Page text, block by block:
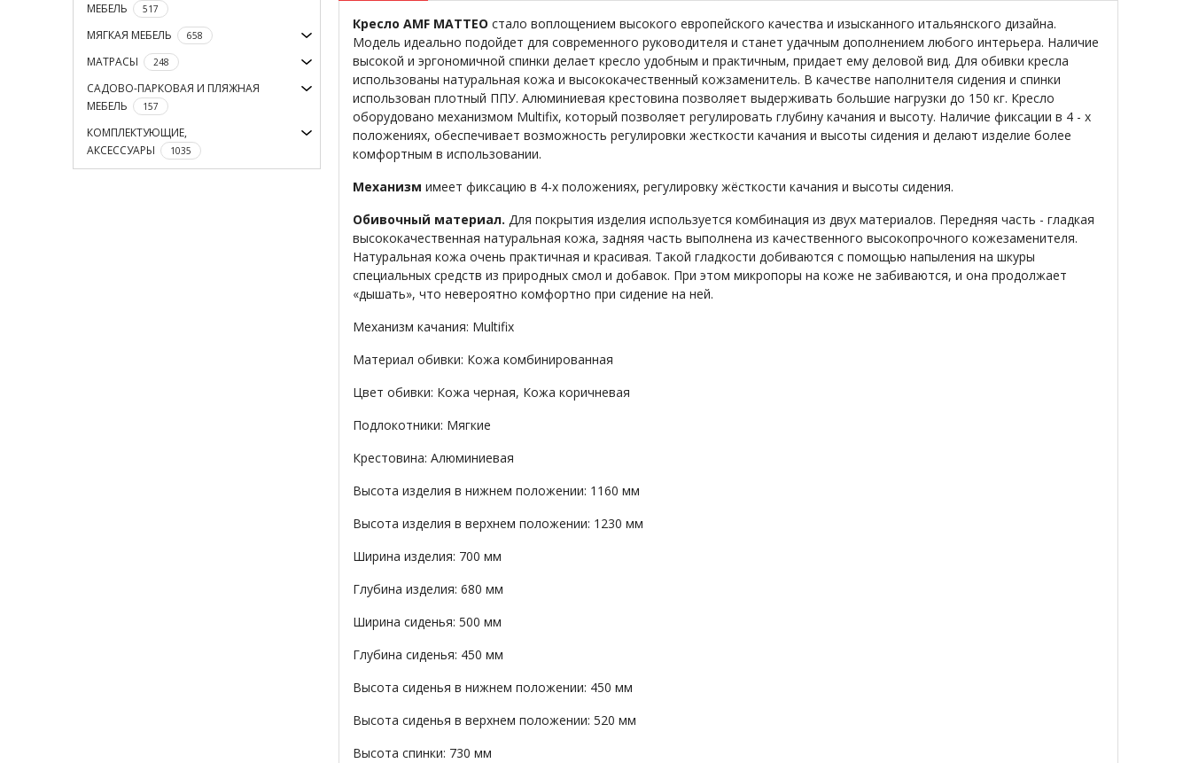
МЕБЕЛЬ
517
МЯГКАЯ МЕБЕЛЬ 658
МАТРАСЫ 248
САДОВО-ПАРКОВАЯ И ПЛЯЖНАЯ
МЕБЕЛЬ
157
КОМПЛЕКТУЮЩИЕ,
АКСЕССУАРЫ
1035
Кресло AMF MATTEO стало воплощением высокого европейского качества и изысканного итальянского дизайна.
Модель идеально подойдет для современного руководителя и станет удачным дополнением любого интерьера. Наличие
высокой и эргономичной спинки делает кресло удобным и практичным, придает ему деловой вид. Для обивки кресла
использованы натуральная кожа и высококачественный кожзаменитель. В качестве наполнителя сидения и спинки
использован плотный ППУ. Алюминиевая крестовина позволяет выдерживать большие нагрузки до 150 кг. Кресло
оборудовано механизмом Multifix, который позволяет регулировать глубину качания и высоту. Наличие фиксации в 4 - х
положениях, обеспечивает возможность регулировки жесткости качания и высоты сидения и делают изделие более
комфортным в использовании.
Механизм имеет фиксацию в 4-х положениях, регулировку жёсткости качания и высоты сидения.
Обивочный материал. Для покрытия изделия используется комбинация из двух материалов. Передняя часть - гладкая
высококачественная натуральная кожа, задняя часть выполнена из качественного высокопрочного кожезаменителя.
Натуральная кожа очень практичная и красивая. Такой гладкости добиваются с помощью напыления на шкуры
специальных средств из природных смол и добавок. При этом микропоры на коже не забиваются, и она продолжает
«дышать», что невероятно комфортно при сидение на ней.
Механизм качания: Multifix
Материал обивки: Кожа комбинированная
Цвет обивки: Кожа черная, Кожа коричневая
Подлокотники: Мягкие
Крестовина: Алюминиевая
Высота изделия в нижнем положении: 1160 мм
Высота изделия в верхнем положении: 1230 мм
Ширина изделия: 700 мм
Глубина изделия: 680 мм
Ширина сиденья: 500 мм
Глубина сиденья: 450 мм
Высота сиденья в нижнем положении: 450 мм
Высота сиденья в верхнем положении: 520 мм
Высота спинки: 730 мм